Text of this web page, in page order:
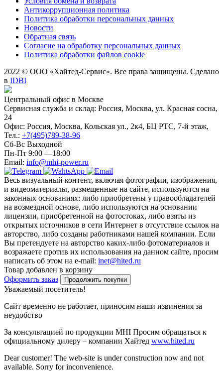
Антикоррупционная политика
Политика обработки персональных данных
Новости
Обратная связь
Согласие на обработку персональных данных
Политика обработки файлов cookie
2022 © ООО «Хайтед-Сервис». Все права защищены. Сделано
в IDBI
Центральный офис в Москве
Сервисная служба и склад: Россия, Москва, ул. Красная сосна,
24
Офис: Россия, Москва, Кольская ул., 2к4, БЦ РТС, 7-й этаж,
Тел.: +7(495)789-38-96
Сб-Вс Выходной
Пн-Пт 9:00 —18:00
Email: info@mhi-power.ru
Весь визуальный контент, включая фотографии, изображения,
и видеоматериалы, размещенные на сайте, используются на
законных основаниях: либо приобретены у правообладателей
на возмездной основе, либо используются на основании
лицензии, приобретенной на фотостоках, либо взяты из
открытых источников в сети Интернет в отсутствие ссылок на
авторство, либо созданы работниками нашей компании. Если
Вы претендуете на авторство каких-либо фотоматериалов и
возражаете против их использования на данном сайте, просим
написать об этом на e-mail: inet@hited.ru
Товар добавлен в корзину
Оформить заказ
Продолжить покупки
Уважаемый посетитель!
Сайт временно не работает, приносим наши извинения за
неудобство
За консультацией по продукции MHI Просим обращаться к
официальному дилеру – компании Хайтед www.hited.ru
Dear customer! The web-site is under construction now and not
available. Sorry for inconvenience.